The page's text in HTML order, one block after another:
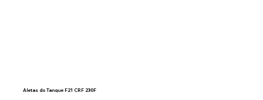
Aletas do Tanque F21 CRF 230F